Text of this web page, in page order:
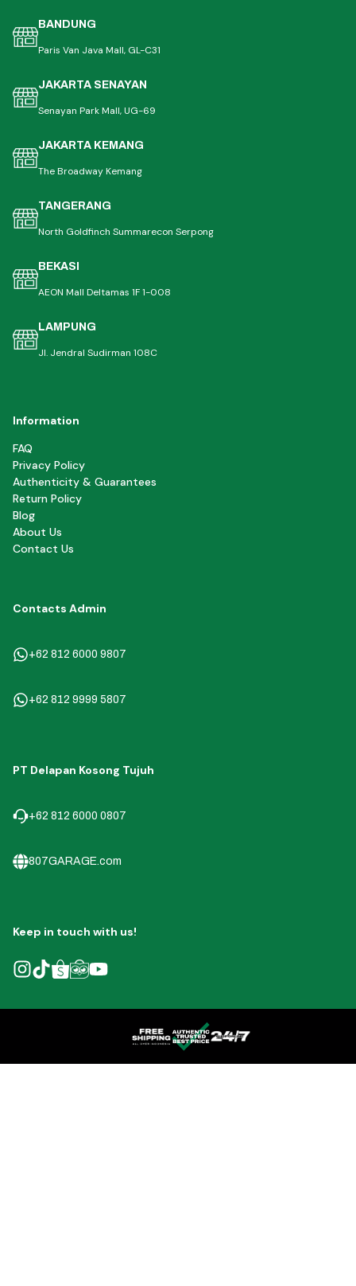
BANDUNG
Paris Van Java Mall, GL-C31
JAKARTA SENAYAN
Senayan Park Mall, UG-69
JAKARTA KEMANG
The Broadway Kemang
TANGERANG
North Goldfinch Summarecon Serpong
BEKASI
AEON Mall Deltamas 1F 1-008
LAMPUNG
Jl. Jendral Sudirman 108C
Information
FAQ
Privacy Policy
Authenticity & Guarantees
Return Policy
Blog
About Us
Contact Us
Contacts Admin
+62 812 6000 9807
+62 812 9999 5807
PT Delapan Kosong Tujuh
+62 812 6000 0807
807GARAGE.com
Keep in touch with us!